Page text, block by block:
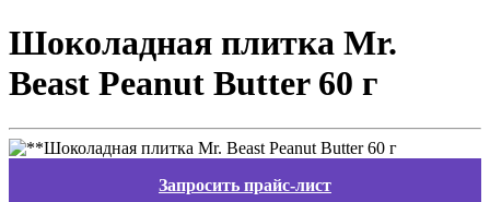
Шоколадная плитка Mr.
Beast Peanut Butter 60 г
Запросить прайс-лист